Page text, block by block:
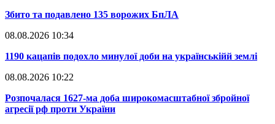
​Збито та подавлено 135 ворожих БпЛА
08.08.2026 10:34
​1190 кацапів подохло минулої доби на українськійй землі
08.08.2026 10:22
​Розпочалася 1627-ма доба широкомасштабної збройної
агресії рф проти України